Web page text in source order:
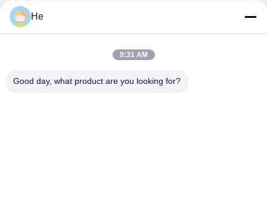
de Capsuleinkapseling
De Machine van de gelatinecapsule met Beweegbare Gelatine
Melter/de Diensttank
Farmaceutische Softgel de Inkapselingsmachine van R&D
He
9:31 AM
Good day, what product are you looking for?